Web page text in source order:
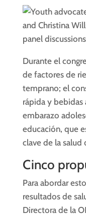
Durante el
de factores de
temprano; el
rápida y bebidas
embarazo
educación, que
clave de la salud
Cinco
Para abordar
resultados de
Directora de la